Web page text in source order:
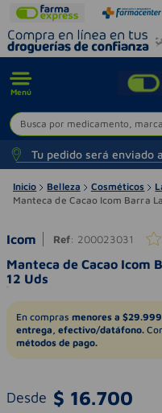
Menú
Busca por medicamento,
Tu pedido será enviado
Inicio Belleza Cosméticos
Manteca de Cacao Icom Barra
Icom Ref: 200023031
Manteca de Cacao Icom
12 Uds
En compras menores a $29.999
entrega, efectivo/datáfono.
métodos de pago.
Desde $ 16.700